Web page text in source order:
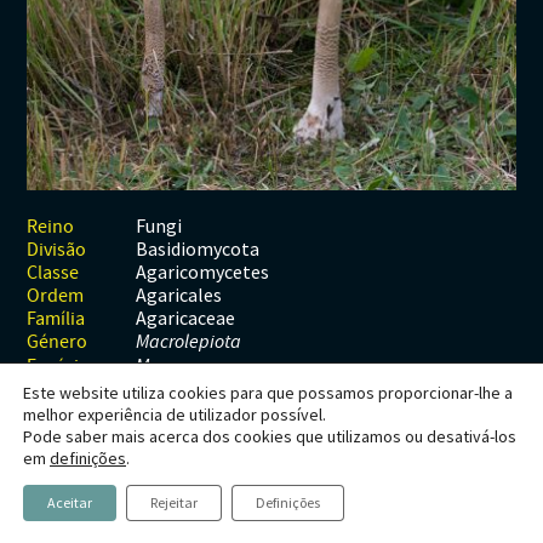
Reino
Fungi
Divisão
Basidiomycota
Classe
Agaricomycetes
Ordem
Agaricales
Família
Agaricaceae
Género
Macrolepiota
Espécie M. procera
Macrolepiota procera
Este website utiliza cookies para que possamos proporcionar-lhe a
melhor experiência de utilizador possível.
Pode saber mais acerca dos cookies que utilizamos ou desativá-los
em definições.
Aceitar Rejeitar Definições
ContactosArtrópodes
Aracnídeos
Crustáceos
Diplópodes
Cnidários
Cordados
Anfíbios
Tunicados
Equinodermes
Angiospérmicas
Briófitas
Gimnospérmicas
Pteridófitas
Fungos
Ascomicetes
Basidiomicetes
Anelídeos
Artrópodes
Braquiópodes
Cnidários
Peixes
Répteis
Plantas
Gimnospérmicas
Pteridófitas
Chromista
Glossário
Revista Naturae digital
Financiamento